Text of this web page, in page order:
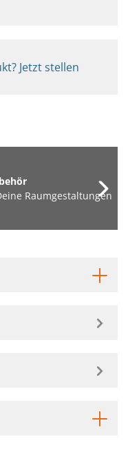
Jetzt stellen
Raumgestaltungen